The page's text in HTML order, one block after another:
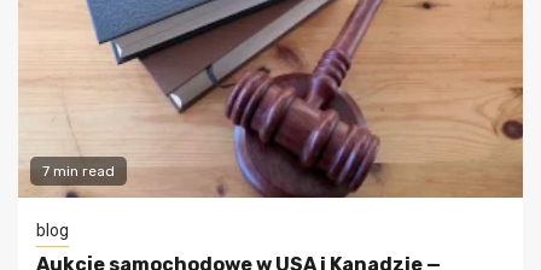
7 min read
blog
Aukcje samochodowe w USA i Kanadzie —